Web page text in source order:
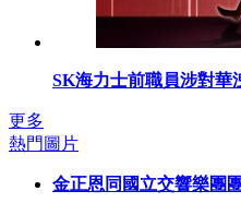
SK海力士前職員涉對華
更多
熱門圖片
金正恩同國立交響樂團